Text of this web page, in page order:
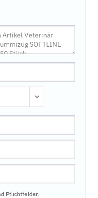
Pflichtfelder.